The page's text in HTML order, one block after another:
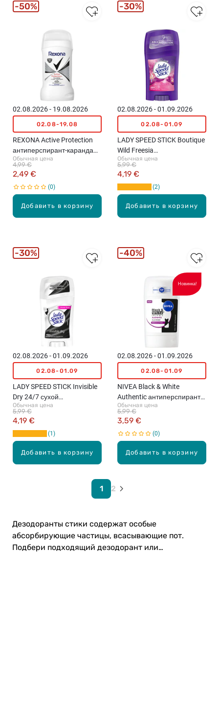
Добавить в корзину
02.08.2026 - 19.08.2026
02.08-19.08
REXONA Active Protection
антиперспирант-карандаш,
50мл
Обычная цена
2,49 €
4,99 €
0
50%
Добавить в корзину
02.08.2026 - 01.09.2026
02.08-01.09
LADY SPEED STICK Boutique
Wild Freesia
антиперспирант-карандаш,
45г
Обычная цена
4,19 €
5,99 €
2
30%
Добавить в корзину
02.08.2026 - 01.09.2026
02.08-01.09
LADY SPEED STICK Invisible
Dry 24/7 сухой
антиперспирант, 45г
Обычная цена
4,19 €
5,99 €
1
30%
Новинка!
Добавить в корзину
02.08.2026 - 01.09.2026
02.08-01.09
NIVEA Black & White
Authentic антиперспирант-
карандаш для женщин,
50мл
Обычная цена
3,59 €
5,99 €
0
40%
1 2
Дезодоранты стики содержат особые
абсорбирующие частицы, всасывающие пот.
Подбери подходящий дезодорант или